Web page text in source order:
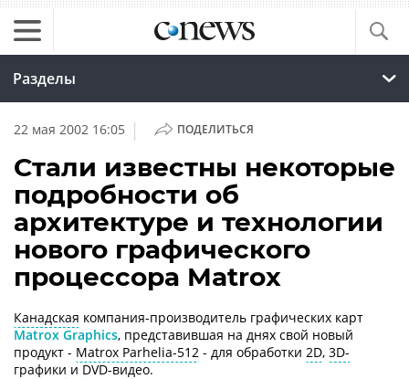
Разделы
22 мая 2002 16:05 | ПОДЕЛИТЬСЯ
Стали известны некоторые
подробности об
архитектуре и технологии
нового графического
процессора Matrox
Канадская компания-производитель графических карт
Matrox Graphics, представившая на днях свой новый
продукт - Matrox Parhelia-512 - для обработки 2D, 3D-
графики и DVD-видео.